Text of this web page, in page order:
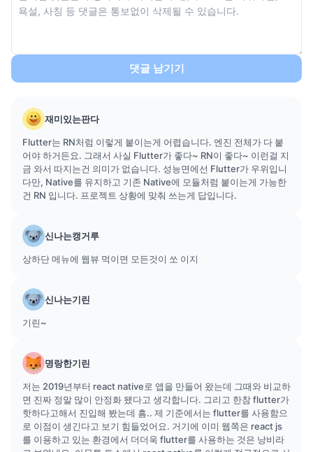
댓글 남기기
재미있는판다
Flutter는 RN처럼 이렇게 붙이는게 어렵습니다. 엔진 전체가 다 붙
어야 하거든요. 그래서 사실 Flutter가 좋다~ RN이 좋다~ 이런걸 지
금 와서 따지는건 의미가 없습니다. 성능면에선 Flutter가 우위입니
다만, Native를 유지하고 기존 Native에 모듈처럼 붙이는게 가능한
건 RN 입니다. 프로젝트 상황에 맞춰 쓰는게 답입니다.
신나는캥거루
상하단 메뉴에 웹뷰 먹이면 모든것이 쏘 이지
신나는기린
기린~
명랑한기린
저는 2019년부터 react native로 앱을 만들어 왔는데 그때와 비교하
면 진짜 정말 많이 안정화 됐다고 생각합니다. 그리고 한참 flutter가
핫하다고해서 진입해 봤는데 흠.. 제 기준에서는 flutter를 사용함으
로 이점이 생긴다고 보기 힘들었어요. 거기에 이미 웹쪽은 react js
를 이용하고 있는 환경에서 더더욱 flutter를 사용하는 것은 낭비라